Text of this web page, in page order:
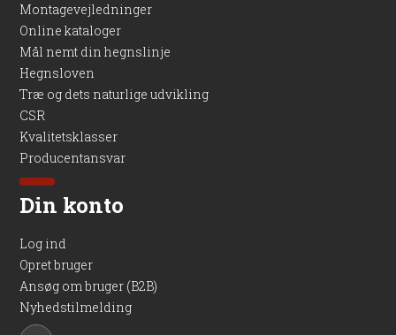
Montagevejledninger
Online kataloger
Mål nemt din hegnslinje
Hegnsloven
Træ og dets naturlige udvikling
CSR
Kvalitetsklasser
Producentansvar
Din konto
Log ind
Opret bruger
Ansøg om bruger (B2B)
Nyhedstilmelding